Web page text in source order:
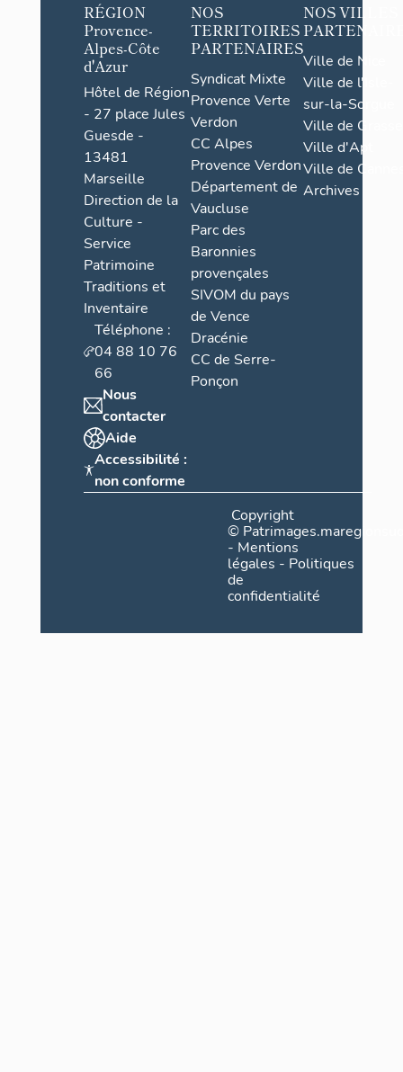
RÉGION
Provence-
Alpes-Côte
d'Azur
Hôtel de Région
- 27 place Jules
Guesde -
13481
Marseille
Direction de la
Culture -
Service
Patrimoine
Traditions et
Inventaire
Téléphone :
04 88 10 76
66
Nous
contacter
Aide
Accessibilité :
non conforme
NOS
TERRITOIRES
PARTENAIRES
Syndicat Mixte
Provence Verte
Verdon
CC Alpes
Provence Verdon
Département de
Vaucluse
Parc des
Baronnies
provençales
SIVOM du pays
de Vence
Dracénie
CC de Serre-
Ponçon
NOS VILLES
Ville de Nice
Ville de l'Isle-
sur-la-Sorgue
Ville de Grasse
Ville d'Apt
Ville de
Archives
Copyright
©
- Mentions
légales - Politiques
de
confidentialité